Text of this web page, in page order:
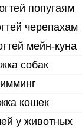
попугаям
черепахам
мейн-куна
собак
кошек
у животных